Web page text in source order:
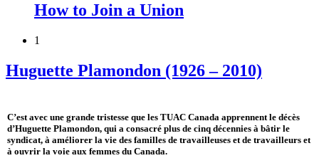
How to Join a Union
1
Huguette Plamondon (1926 – 2010)
C’est avec une grande tristesse que les TUAC Canada apprennent le décès
d’Huguette Plamondon, qui a consacré plus de cinq décennies à bâtir le
syndicat, à améliorer la vie des familles de travailleuses et de travailleurs et
à ouvrir la voie aux femmes du Canada.